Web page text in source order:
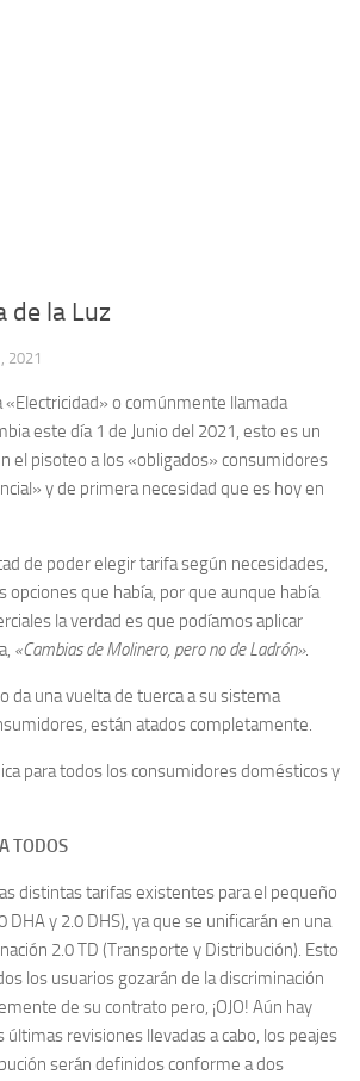
de la Luz
2021
«Electricidad» o comúnmente llamada
este día 1 de Junio del 2021, esto es un
el pisoteo a los «obligados» consumidores
y de primera necesidad que es hoy en
de poder elegir tarifa según necesidades,
opciones que había, por que aunque había
la verdad es que podíamos aplicar
«Cambias de Molinero, pero no de Ladrón».
da una vuelta de tuerca a su sistema
están atados completamente.
para todos los consumidores domésticos y
TODOS
distintas tarifas existentes para el pequeño
DHA y 2.0 DHS), ya que se unificarán en una
2.0 TD (Transporte y Distribución). Esto
los usuarios gozarán de la discriminación
de su contrato pero, ¡OJO! Aún hay
últimas revisiones llevadas a cabo, los peajes
serán definidos conforme a dos